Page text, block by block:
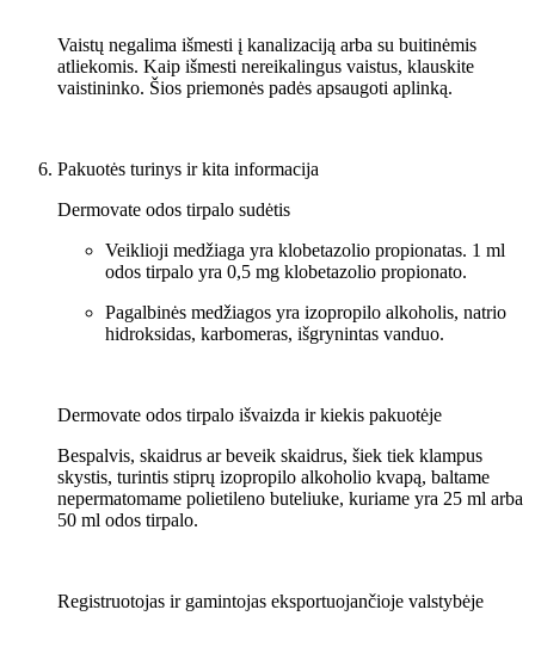
Vaistų negalima išmesti į kanalizaciją arba su buitinėmis
atliekomis. Kaip išmesti nereikalingus vaistus, klauskite
vaistininko. Šios priemonės padės apsaugoti aplinką.
Pakuotės turinys ir kita informacija
Dermovate odos tirpalo sudėtis
Veiklioji medžiaga yra klobetazolio propionatas. 1 ml
odos tirpalo yra 0,5 mg klobetazolio propionato.
Pagalbinės medžiagos yra izopropilo alkoholis, natrio
hidroksidas, karbomeras, išgrynintas vanduo.
Dermovate odos tirpalo išvaizda ir kiekis pakuotėje
Bespalvis, skaidrus ar beveik skaidrus, šiek tiek klampus
skystis, turintis stiprų izopropilo alkoholio kvapą, baltame
nepermatomame polietileno buteliuke, kuriame yra 25 ml arba
50 ml odos tirpalo.
Registruotojas ir gamintojas eksportuojančioje valstybėje